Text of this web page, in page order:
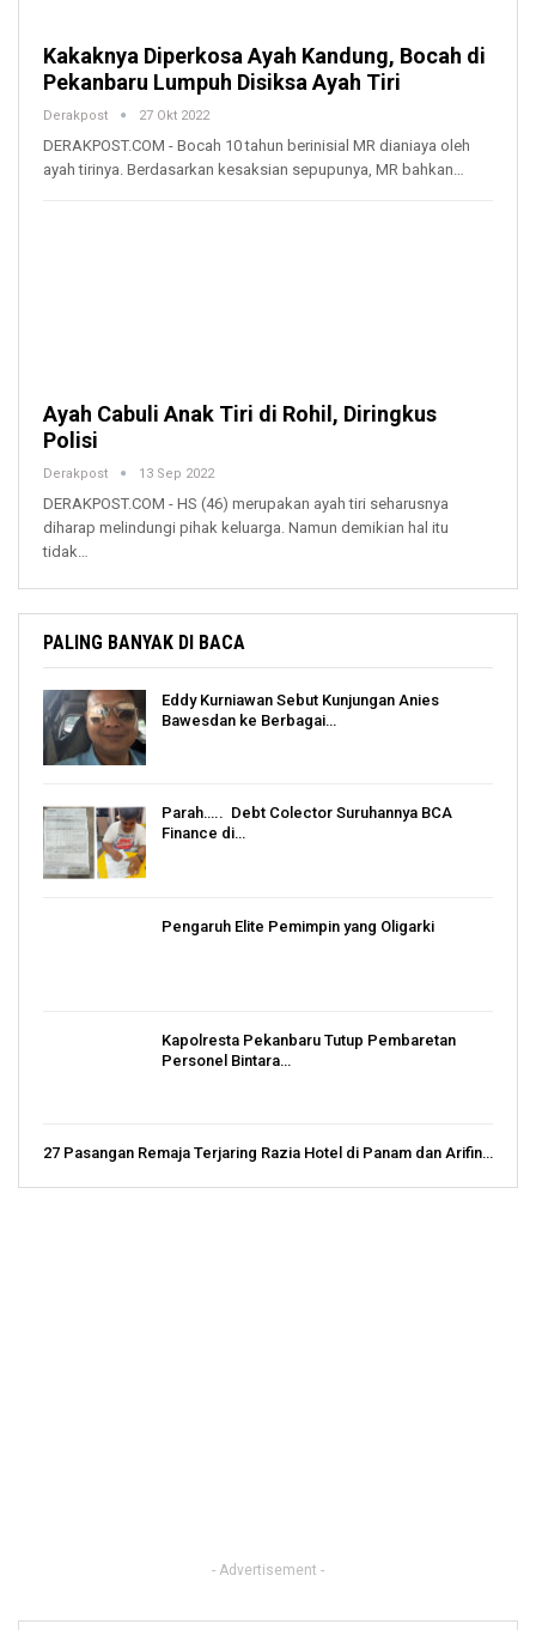
Kakaknya Diperkosa Ayah Kandung, Bocah di
Pekanbaru Lumpuh Disiksa Ayah Tiri
Derakpost 27 Okt 2022
DERAKPOST.COM - Bocah 10 tahun berinisial MR dianiaya oleh
ayah tirinya. Berdasarkan kesaksian sepupunya, MR bahkan…
Ayah Cabuli Anak Tiri di Rohil, Diringkus
Polisi
Derakpost 13 Sep 2022
DERAKPOST.COM - HS (46) merupakan ayah tiri seharusnya
diharap melindungi pihak keluarga. Namun demikian hal itu
tidak…
PALING BANYAK DI BACA
Eddy Kurniawan Sebut Kunjungan Anies
Bawesdan ke Berbagai…
Parah….. Debt Colector Suruhannya BCA
Finance di…
Pengaruh Elite Pemimpin yang Oligarki
Kapolresta Pekanbaru Tutup Pembaretan
Personel Bintara…
27 Pasangan Remaja Terjaring Razia Hotel di Panam dan Arifin…
- Advertisement -